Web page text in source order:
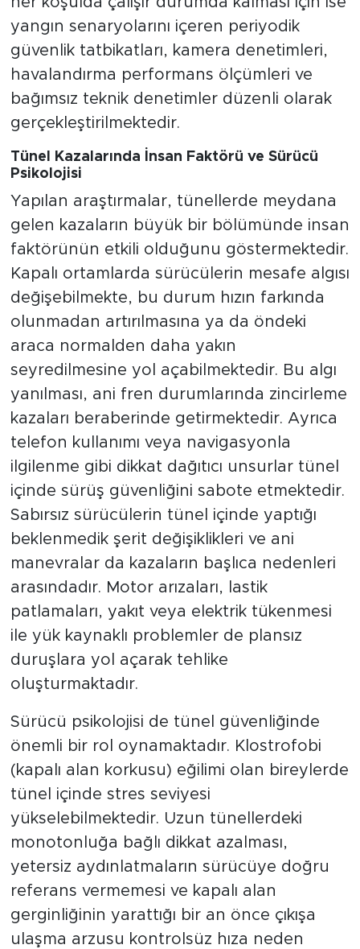
yangın senaryolarını içeren periyodik
güvenlik tatbikatları, kamera denetimleri,
havalandırma performans ölçümleri ve
bağımsız teknik denetimler düzenli olarak
gerçekleştirilmektedir.
Tünel Kazalarında İnsan Faktörü ve Sürücü
Psikolojisi
Yapılan araştırmalar, tünellerde meydana
gelen kazaların büyük bir bölümünde insan
faktörünün etkili olduğunu göstermektedir.
Kapalı ortamlarda sürücülerin mesafe algısı
değişebilmekte, bu durum hızın farkında
olunmadan artırılmasına ya da öndeki
araca normalden daha yakın
seyredilmesine yol açabilmektedir. Bu algı
yanılması, ani fren durumlarında zincirleme
kazaları beraberinde getirmektedir. Ayrıca
telefon kullanımı veya navigasyonla
ilgilenme gibi dikkat dağıtıcı unsurlar tünel
içinde sürüş güvenliğini sabote etmektedir.
Sabırsız sürücülerin tünel içinde yaptığı
beklenmedik şerit değişiklikleri ve ani
manevralar da kazaların başlıca nedenleri
arasındadır. Motor arızaları, lastik
patlamaları, yakıt veya elektrik tükenmesi
ile yük kaynaklı problemler de plansız
duruşlara yol açarak tehlike
oluşturmaktadır.
Sürücü psikolojisi de tünel güvenliğinde
önemli bir rol oynamaktadır. Klostrofobi
(kapalı alan korkusu) eğilimi olan bireylerde
tünel içinde stres seviyesi
yükselebilmektedir. Uzun tünellerdeki
monotonluğa bağlı dikkat azalması,
yetersiz aydınlatmaların sürücüye doğru
referans vermemesi ve kapalı alan
gerginliğinin yarattığı bir an önce çıkışa
ulaşma arzusu kontrolsüz hıza neden